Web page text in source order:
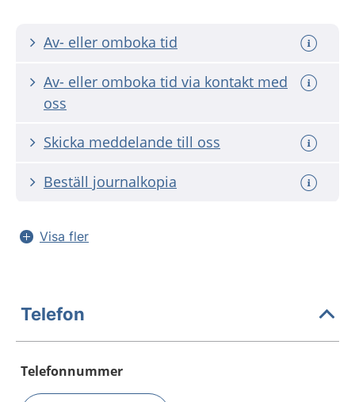
Av- eller omboka tid
Av- eller omboka tid via kontakt med
oss
Skicka meddelande till oss
Beställ journalkopia
Visa fler
Telefon
Telefonnummer